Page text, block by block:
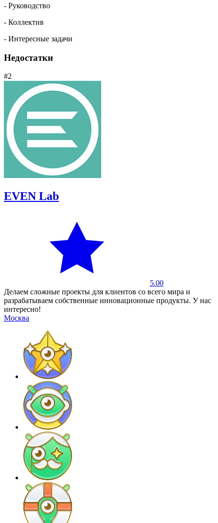
- Руководство
- Коллектив
- Интересные задачи
Недостатки
#2
EVEN Lab
5.00
Делаем сложные проекты для клиентов со всего мира и
разрабатываем собственные инновационные продукты. У нас
интересно!
Москва